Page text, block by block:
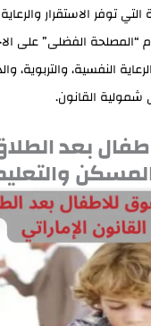
التي توفر الاستقرار
الفضلى” على
النفسية، والتربوية،
القانون.
بعد